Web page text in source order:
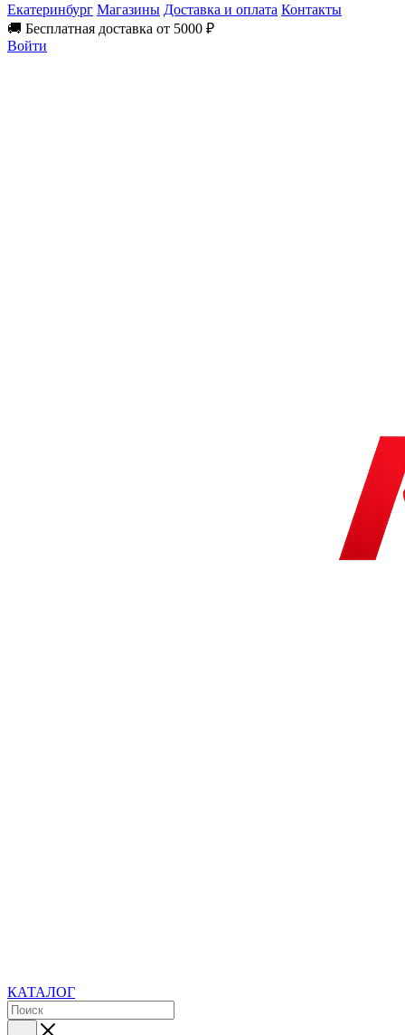
Екатеринбург Магазины Доставка и оплата Контакты
🚚 Бесплатная доставка от 5000 ₽
Войти
КАТАЛОГ